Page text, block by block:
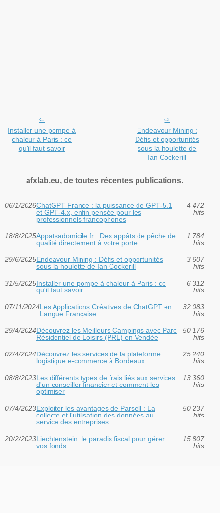
Installer une pompe à
chaleur à Paris : ce
qu'il faut savoir
Endeavour Mining :
Défis et opportunités
sous la houlette de
Ian Cockerill
afxlab.eu, de toutes récentes publications.
06/1/2026ChatGPT France : la puissance de GPT‑5.1
et GPT‑4.x, enfin pensée pour les
professionnels francophones
4 472
hits
18/8/2025Appatsadomicile.fr : Des appâts de pêche de
qualité directement à votre porte
1 784
hits
29/6/2025Endeavour Mining : Défis et opportunités
sous la houlette de Ian Cockerill
3 607
hits
31/5/2025Installer une pompe à chaleur à Paris : ce
qu'il faut savoir
6 312
hits
07/11/2024Les Applications Créatives de ChatGPT en
Langue Française
32 083
hits
29/4/2024Découvrez les Meilleurs Campings avec Parc
Résidentiel de Loisirs (PRL) en Vendée
50 176
hits
02/4/2024Découvrez les services de la plateforme
logistique e-commerce à Bordeaux
25 240
hits
08/8/2023Les différents types de frais liés aux services
d'un conseiller financier et comment les
optimiser
13 360
hits
07/4/2023Exploiter les avantages de Parsell : La
collecte et l'utilisation des données au
service des entreprises.
50 237
hits
20/2/2023Liechtenstein: le paradis fiscal pour gérer
vos fonds
15 807
hits